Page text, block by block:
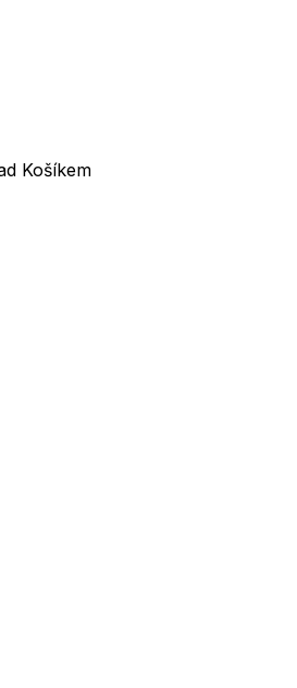
Košíkem